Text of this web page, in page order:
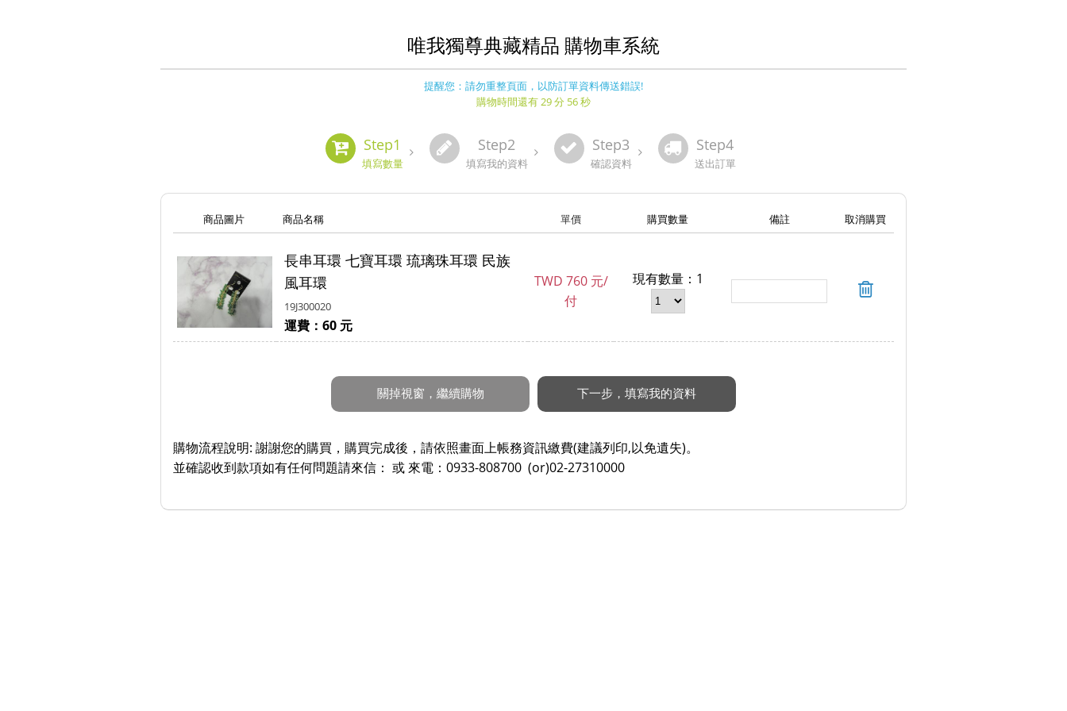
唯我獨尊典藏精品 購物車系統
提醒您：請勿重整頁面，以防訂單資料傳送錯誤!
購物時間還有 29 分 56 秒
Step1
填寫數量
Step2
填寫我的資料
Step3
確認資料
Step4
送出訂單
商品圖片 商品名稱 單價 購買數量 備註 取消購買
長串耳環 七寶耳環 琉璃珠耳環 民族
風耳環
19J300020
運費：60 元
TWD 760 元/
付
現有數量：1
購物流程說明: 謝謝您的購買，購買完成後，請依照畫面上帳務資訊繳費(建議列印,以免遺失)。
並確認收到款項如有任何問題請來信： 或 來電：0933-808700 (or)02-27310000